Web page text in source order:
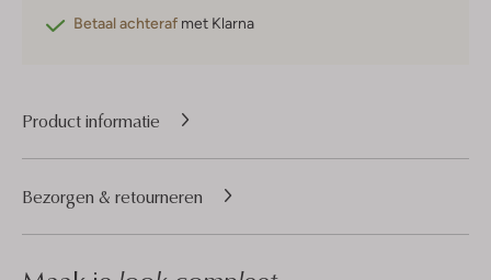
Betaal achteraf met Klarna
Product informatie
Bezorgen & retourneren